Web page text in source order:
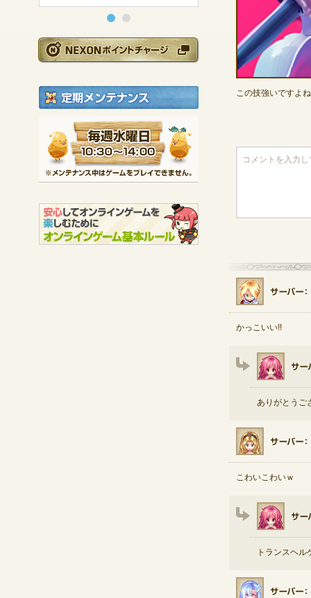
NEXONポイントチ
定期メンテナンス
この技強いですよね
かっこいい!!
ありがとうご
こわいこわいｗ
トランスヘ